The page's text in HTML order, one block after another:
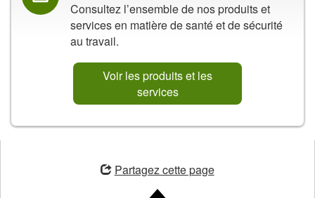
Consultez l’ensemble de nos produits et
services en matière de santé et de sécurité
au travail.
Voir les produits et les
services
Partagez cette page